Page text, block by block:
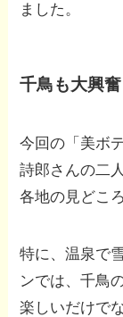
ました。
千鳥も大興
今回の「美ボ
詩郎さんの二
各地の見どこ
特に、温泉で
ンでは、千鳥
楽しいだけで